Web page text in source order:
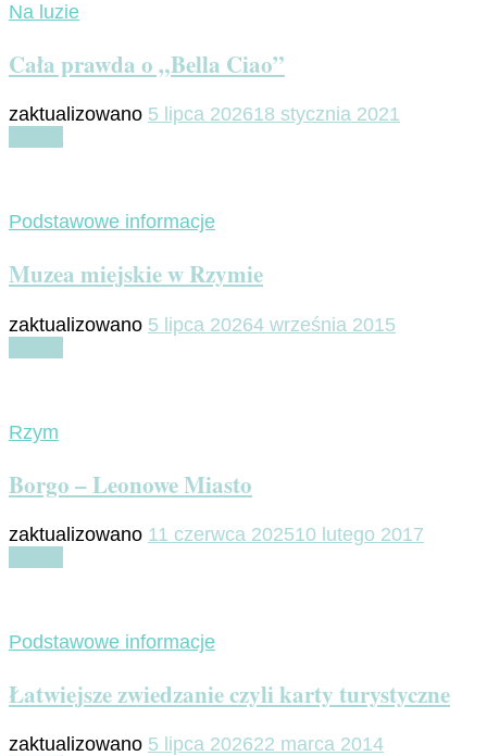
Na luzie
Cała prawda o „Bella Ciao”
zaktualizowano 5 lipca 202618 stycznia 2021
Podstawowe informacje
Muzea miejskie w Rzymie
zaktualizowano 5 lipca 20264 września 2015
Rzym
Borgo – Leonowe Miasto
zaktualizowano 11 czerwca 202510 lutego 2017
Podstawowe informacje
Łatwiejsze zwiedzanie czyli karty turystyczne
zaktualizowano 5 lipca 202622 marca 2014